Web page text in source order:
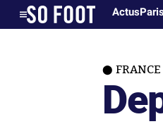
Actus
FRANCE